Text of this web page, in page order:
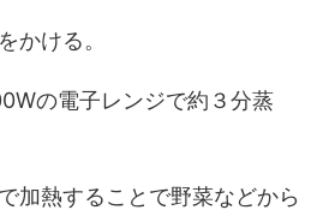
かける。
の電子レンジで約３分蒸
加熱することで野菜などから